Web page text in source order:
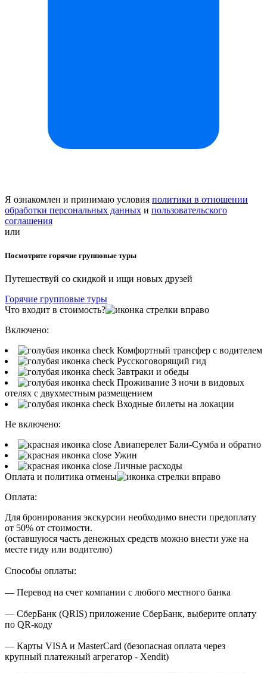
Я ознакомлен и принимаю условия политики в отношении
обработки персональных данных и пользовательского
соглашения
или
Посмотрите горячие групповые туры
Путешествуй со скидкой и ищи новых друзей
Горячие групповые туры
Что входит в стоимость?
Включено:
Комфортный трансфер с водителем
Русскоговорящий гид
Завтраки и обеды
Проживание 3 ночи в видовых
отелях с двухместным размещением
Входные билеты на локации
Не включено:
Авиаперелет Бали-Сумба и обратно
Ужин
Личные расходы
Оплата и политика отмены
Оплата:
Для бронирования экскурсии необходимо внести предоплату
от 50% от стоимости.
(оставшуюся часть денежных средств можно внести уже на
месте гиду или водителю)
Способы оплаты:
— Перевод на счет компании с любого местного банка
— СберБанк (QRIS) приложение СберБанк, выберите оплату
по QR-коду
— Карты VISA и MasterCard (безопасная оплата через
крупный платежный агрегатор - Xendit)